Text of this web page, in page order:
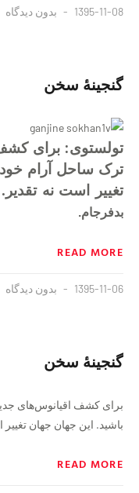
1395-11-08 بدون دیدگاه
گنجینهٔ سخن
تولستوی: برای
ترک ساحل آرام خود
تغییر است نه
بدفرجام.
READ MORE
1395-11-06 بدون دیدگاه
گنجینهٔ سخن
برای کشف اقیانوس‌های
باشید. این جهان جهان
READ MORE